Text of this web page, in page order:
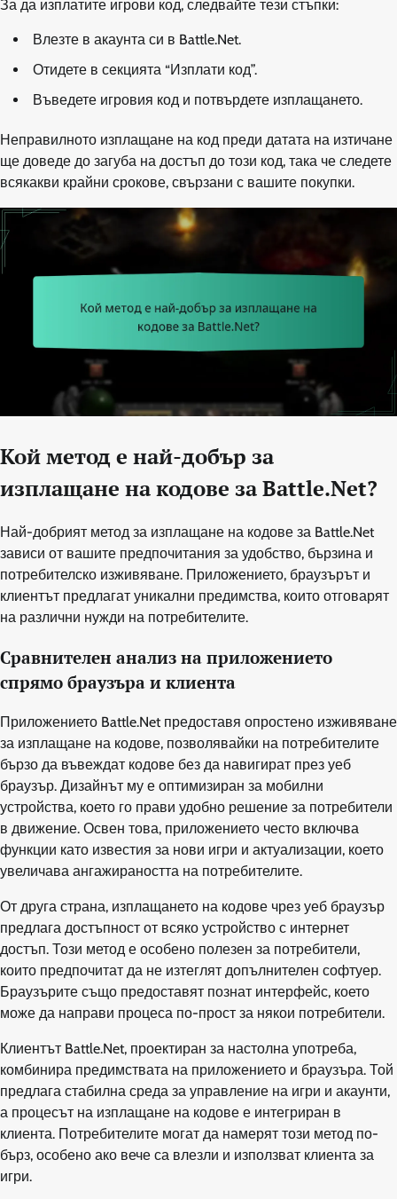
За да изплатите игрови код, следвайте тези стъпки:
Влезте в акаунта си в Battle.Net.
Отидете в секцията “Изплати код”.
Въведете игровия код и потвърдете изплащането.
Неправилното изплащане на код преди датата на изтичане
ще доведе до загуба на достъп до този код, така че следете
всякакви крайни срокове, свързани с вашите покупки.
Кой метод е най-добър за
изплащане на кодове за Battle.Net?
Най-добрият метод за изплащане на кодове за Battle.Net
зависи от вашите предпочитания за удобство, бързина и
потребителско изживяване. Приложението, браузърът и
клиентът предлагат уникални предимства, които отговарят
на различни нужди на потребителите.
Сравнителен анализ на приложението
спрямо браузъра и клиента
Приложението Battle.Net предоставя опростено изживяване
за изплащане на кодове, позволявайки на потребителите
бързо да въвеждат кодове без да навигират през уеб
браузър. Дизайнът му е оптимизиран за мобилни
устройства, което го прави удобно решение за потребители
в движение. Освен това, приложението често включва
функции като известия за нови игри и актуализации, което
увеличава ангажираността на потребителите.
От друга страна, изплащането на кодове чрез уеб браузър
предлага достъпност от всяко устройство с интернет
достъп. Този метод е особено полезен за потребители,
които предпочитат да не изтеглят допълнителен софтуер.
Браузърите също предоставят познат интерфейс, което
може да направи процеса по-прост за някои потребители.
Клиентът Battle.Net, проектиран за настолна употреба,
комбинира предимствата на приложението и браузъра. Той
предлага стабилна среда за управление на игри и акаунти,
а процесът на изплащане на кодове е интегриран в
клиента. Потребителите могат да намерят този метод по-
бърз, особено ако вече са влезли и използват клиента за
игри.